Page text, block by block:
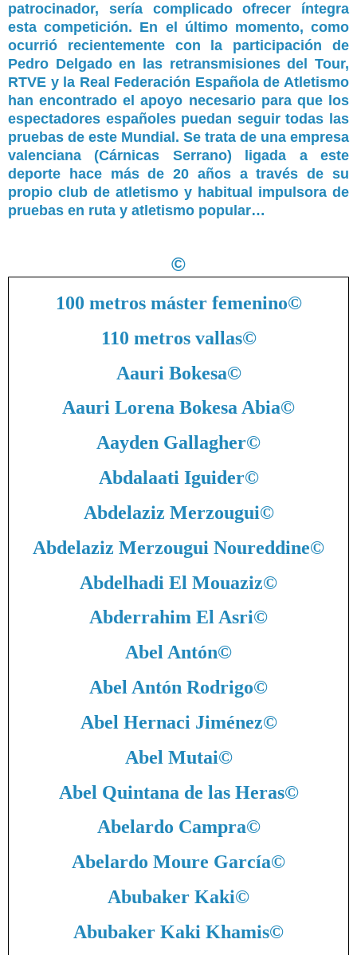
patrocinador, sería complicado ofrecer íntegra
esta competición. En el último momento, como
ocurrió recientemente con la participación de
Pedro Delgado en las retransmisiones del Tour,
RTVE y la Real Federación Española de Atletismo
han encontrado el apoyo necesario para que los
espectadores españoles puedan seguir todas las
pruebas de este Mundial. Se trata de una empresa
valenciana (Cárnicas Serrano) ligada a este
deporte hace más de 20 años a través de su
propio club de atletismo y habitual impulsora de
pruebas en ruta y atletismo popular…
©
100 metros máster femenino©
110 metros vallas©
Aauri Bokesa©
Aauri Lorena Bokesa Abia©
Aayden Gallagher©
Abdalaati Iguider©
Abdelaziz Merzougui©
Abdelaziz Merzougui Noureddine©
Abdelhadi El Mouaziz©
Abderrahim El Asri©
Abel Antón©
Abel Antón Rodrigo©
Abel Hernaci Jiménez©
Abel Mutai©
Abel Quintana de las Heras©
Abelardo Campra©
Abelardo Moure García©
Abubaker Kaki©
Abubaker Kaki Khamis©